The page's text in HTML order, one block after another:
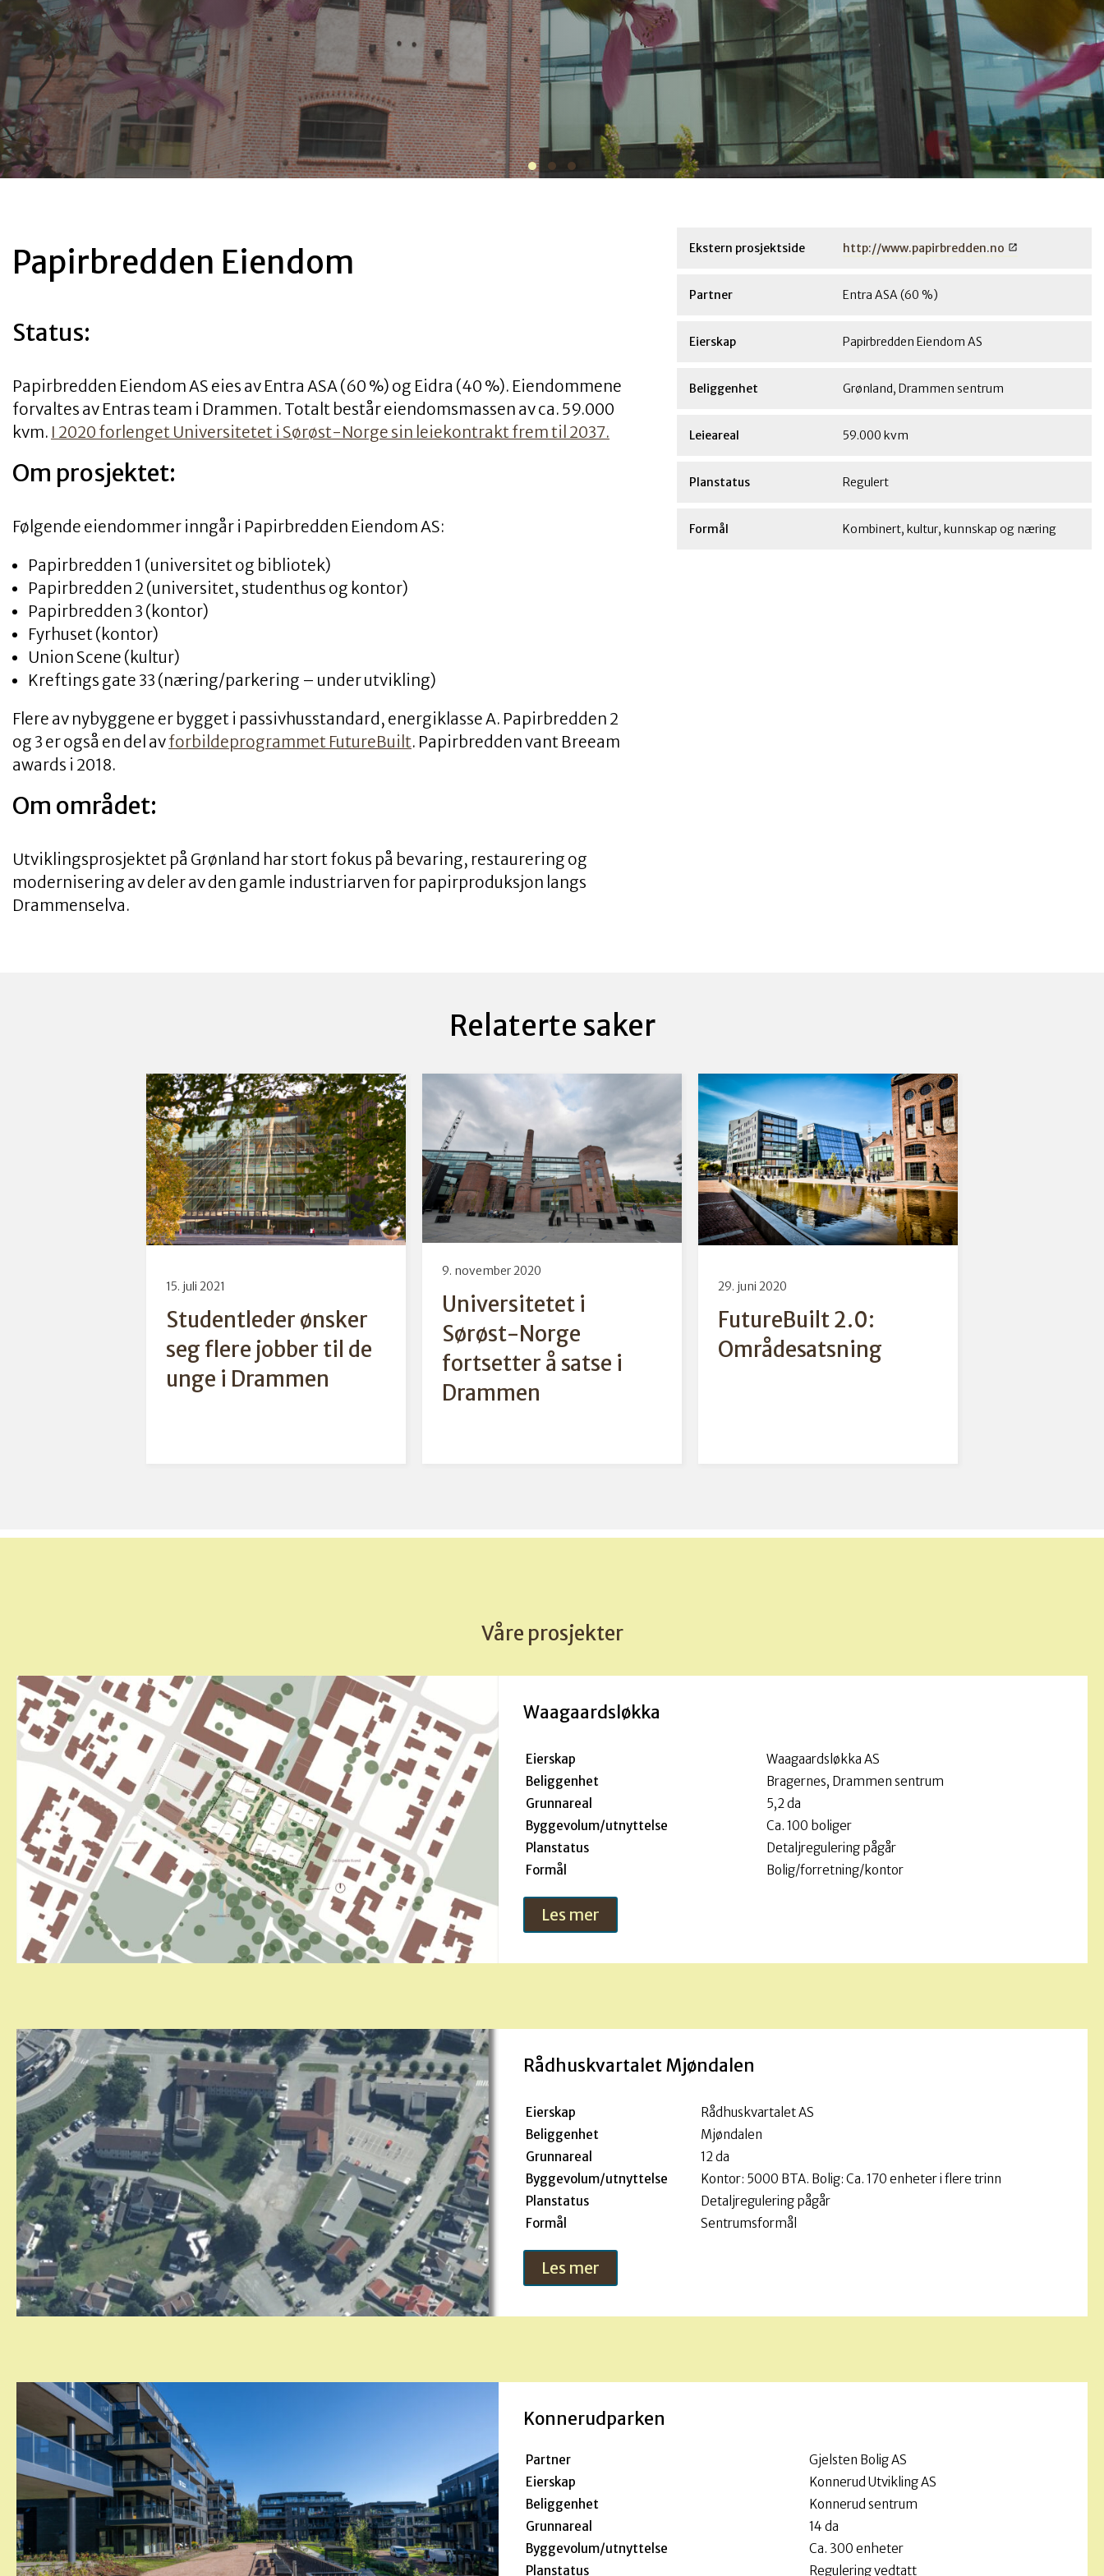
Papirbredden Eiendom
Status:
Papirbredden Eiendom AS eies av Entra ASA (60 %) og Eidra (40 %). Eiendommene
forvaltes av Entras team i Drammen. Totalt består eiendomsmassen av ca. 59.000
kvm. I 2020 forlenget Universitetet i Sørøst-Norge sin leiekontrakt frem til 2037.
Om prosjektet:
Følgende eiendommer inngår i Papirbredden Eiendom AS:
Papirbredden 1 (universitet og bibliotek)
Papirbredden 2 (universitet, studenthus og kontor)
Papirbredden 3 (kontor)
Fyrhuset (kontor)
Union Scene (kultur)
Kreftings gate 33 (næring/parkering – under utvikling)
Flere av nybyggene er bygget i passivhusstandard, energiklasse A. Papirbredden 2
og 3 er også en del avforbildeprogrammet FutureBuilt. Papirbredden vant Breeam
awards i 2018.
Om området:
Utviklingsprosjektet på Grønland har stort fokus på bevaring, restaurering og
modernisering av deler av den gamle industriarven for papirproduksjon langs
Drammenselva.
Ekstern prosjektside http://www.papirbredden.no
Partner Entra ASA (60 %)
Eierskap Papirbredden Eiendom AS
Beliggenhet Grønland, Drammen sentrum
Leieareal 59.000 kvm
Planstatus Regulert
Formål Kombinert, kultur, kunnskap og næring
Relaterte saker
15. juli 2021
Studentleder ønsker
seg flere jobber til de
unge i Drammen
Christine Hasti.
9. november 2020
Universitetet i
Sørøst-Norge
fortsetter å satse i
Drammen
29. juni 2020
FutureBuilt 2.0:
Områdesatsning
Våre prosjekter
Waagaardsløkka
Eierskap
Waagaardsløkka AS
Beliggenhet
Bragernes, Drammen sentrum
Grunnareal
5,2 da
Byggevolum/utnyttelse
Ca. 100 boliger
Planstatus
Detaljregulering pågår
Formål
Bolig/forretning/kontor
Les mer
Rådhuskvartalet Mjøndalen
Eierskap
Rådhuskvartalet AS
Beliggenhet
Mjøndalen
Grunnareal
12 da
Byggevolum/utnyttelse
Kontor: 5000 BTA. Bolig: Ca. 170 enheter i flere trinn
Planstatus
Detaljregulering pågår
Formål
Sentrumsformål
Les mer
Konnerudparken
Partner
Gjelsten Bolig AS
Eierskap
Konnerud Utvikling AS
Beliggenhet
Konnerud sentrum
Grunnareal
14 da
Byggevolum/utnyttelse
Ca. 300 enheter
Planstatus
Regulering vedtatt